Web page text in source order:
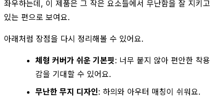
좌우하는데, 이 제품은 그 작은 요소들에서 무난함을 잘 지키고
있는 편으로 보여요.
아래처럼 장점을 다시 정리해볼 수 있어요.
체형 커버가 쉬운 기본핏: 너무 붙지 않아 편안한 착용
감을 기대할 수 있어요.
무난한 무지 디자인: 하의와 아우터 매칭이 쉬워요.